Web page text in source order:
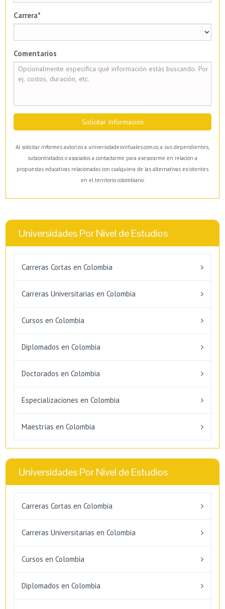
Carrera*
Comentarios
Solicitar Información
Al solicitar informes autorizo a universidadesvirtuales.com.co, a sus dependientes,
subcontratados o asociados a contactarme para asesorarme en relación a
propuestas educativas relacionadas con cualquiera de las alternativas existentes
en el territorio colombiano.
Universidades Por Nivel de Estudios
Carreras Cortas en Colombia
Carreras Universitarias en Colombia
Cursos en Colombia
Diplomados en Colombia
Doctorados en Colombia
Especializaciones en Colombia
Maestrías en Colombia
Universidades Por Nivel de Estudios
Carreras Cortas en Colombia
Carreras Universitarias en Colombia
Cursos en Colombia
Diplomados en Colombia